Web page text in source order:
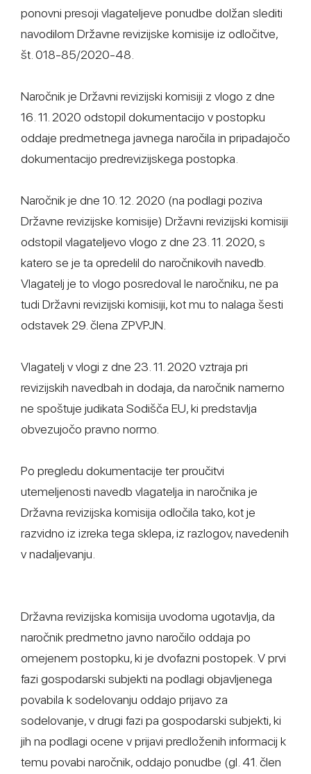
ponovni presoji vlagateljeve ponudbe dolžan slediti
navodilom Državne revizijske komisije iz odločitve,
št. 018-85/2020-48.
Naročnik je Državni revizijski komisiji z vlogo z dne
16. 11. 2020 odstopil dokumentacijo v postopku
oddaje predmetnega javnega naročila in pripadajočo
dokumentacijo predrevizijskega postopka.
Naročnik je dne 10. 12. 2020 (na podlagi poziva
Državne revizijske komisije) Državni revizijski komisiji
odstopil vlagateljevo vlogo z dne 23. 11. 2020, s
katero se je ta opredelil do naročnikovih navedb.
Vlagatelj je to vlogo posredoval le naročniku, ne pa
tudi Državni revizijski komisiji, kot mu to nalaga šesti
odstavek 29. člena ZPVPJN.
Vlagatelj v vlogi z dne 23. 11. 2020 vztraja pri
revizijskih navedbah in dodaja, da naročnik namerno
ne spoštuje judikata Sodišča EU, ki predstavlja
obvezujočo pravno normo.
Po pregledu dokumentacije ter proučitvi
utemeljenosti navedb vlagatelja in naročnika je
Državna revizijska komisija odločila tako, kot je
razvidno iz izreka tega sklepa, iz razlogov, navedenih
v nadaljevanju.
Državna revizijska komisija uvodoma ugotavlja, da
naročnik predmetno javno naročilo oddaja po
omejenem postopku, ki je dvofazni postopek. V prvi
fazi gospodarski subjekti na podlagi objavljenega
povabila k sodelovanju oddajo prijavo za
sodelovanje, v drugi fazi pa gospodarski subjekti, ki
jih na podlagi ocene v prijavi predloženih informacij k
temu povabi naročnik, oddajo ponudbe (gl. 41. člen